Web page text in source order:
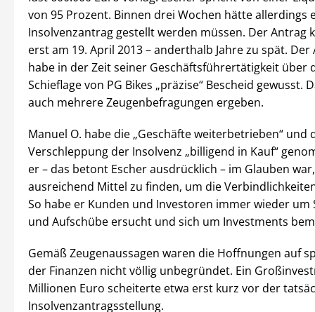
von 95 Prozent. Binnen drei Wochen hätte allerdings
Insolvenzantrag gestellt werden müssen. Der Antrag
erst am 19. April 2013 – anderthalb Jahre zu spät. Der
habe in der Zeit seiner Geschäftsführertätigkeit über
Schieflage von PG Bikes „präzise“ Bescheid gewusst.
auch mehrere Zeugenbefragungen ergeben.
Manuel O. habe die „Geschäfte weiterbetrieben“ und
Verschleppung der Insolvenz „billigend in Kauf“
er – das betont Escher ausdrücklich – im Glauben
ausreichend Mittel zu finden, um die
So habe er Kunden und Investoren immer wieder um
und Aufschübe ersucht und sich um Investments
Gemäß Zeugenaussagen waren die Hoffnungen auf
der Finanzen nicht völlig unbegründet. Ein
Millionen Euro scheiterte etwa erst kurz vor der
Insolvenzantragsstellung.